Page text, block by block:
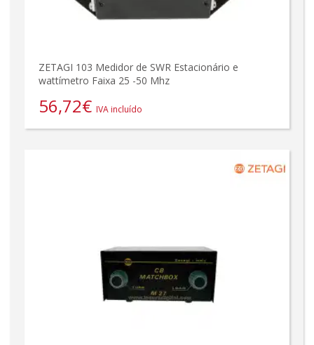
ZETAGI 103 Medidor de SWR Estacionário e
wattímetro Faixa 25 -50 Mhz
56,72€ IVA incluído